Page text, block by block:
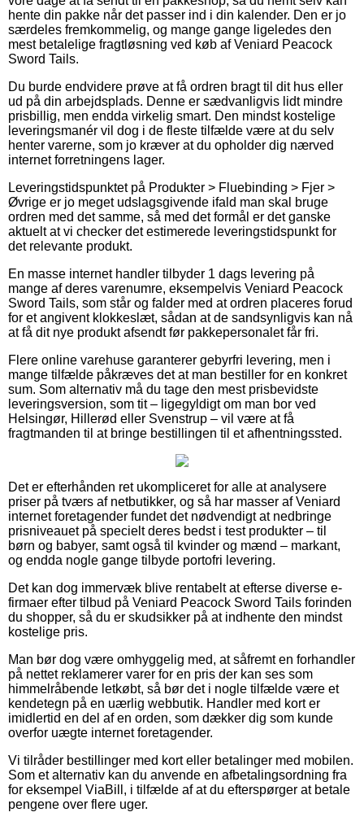
hente din pakke når det passer ind i din kalender. Den er jo
særdeles fremkommelig, og mange gange ligeledes den
mest betalelige fragtløsning ved køb af Veniard Peacock
Sword Tails.
Du burde endvidere prøve at få ordren bragt til dit hus eller
ud på din arbejdsplads. Denne er sædvanligvis lidt mindre
prisbillig, men endda virkelig smart. Den mindst kostelige
leveringsmanér vil dog i de fleste tilfælde være at du selv
henter varerne, som jo kræver at du opholder dig nærved
internet forretningens lager.
Leveringstidspunktet på Produkter > Fluebinding > Fjer >
Øvrige er jo meget udslagsgivende ifald man skal bruge
ordren med det samme, så med det formål er det ganske
aktuelt at vi checker det estimerede leveringstidspunkt for
det relevante produkt.
En masse internet handler tilbyder 1 dags levering på
mange af deres varenumre, eksempelvis Veniard Peacock
Sword Tails, som står og falder med at ordren placeres forud
for et angivent klokkeslæt, sådan at de sandsynligvis kan nå
at få dit nye produkt afsendt før pakkepersonalet får fri.
Flere online varehuse garanterer gebyrfri levering, men i
mange tilfælde påkræves det at man bestiller for en konkret
sum. Som alternativ må du tage den mest prisbevidste
leveringsversion, som tit – ligegyldigt om man bor ved
Helsingør, Hillerød eller Svenstrup – vil være at få
fragtmanden til at bringe bestillingen til et afhentningssted.
Det er efterhånden ret ukompliceret for alle at analysere
priser på tværs af netbutikker, og så har masser af Veniard
internet foretagender fundet det nødvendigt at nedbringe
prisniveauet på specielt deres bedst i test produkter – til
børn og babyer, samt også til kvinder og mænd – markant,
og endda nogle gange tilbyde portofri levering.
Det kan dog immervæk blive rentabelt at efterse diverse e-
firmaer efter tilbud på Veniard Peacock Sword Tails forinden
du shopper, så du er skudsikker på at indhente den mindst
kostelige pris.
Man bør dog være omhyggelig med, at såfremt en forhandler
på nettet reklamerer varer for en pris der kan ses som
himmelråbende letkøbt, så bør det i nogle tilfælde være et
kendetegn på en uærlig webbutik. Handler med kort er
imidlertid en del af en orden, som dækker dig som kunde
overfor uægte internet foretagender.
Vi tilråder bestillinger med kort eller betalinger med mobilen.
Som et alternativ kan du anvende en afbetalingsordning fra
for eksempel ViaBill, i tilfælde af at du efterspørger at betale
pengene over flere uger.